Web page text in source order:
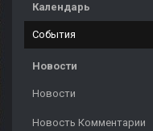
Календарь
События
Новости
Новости
Новость Комментарии